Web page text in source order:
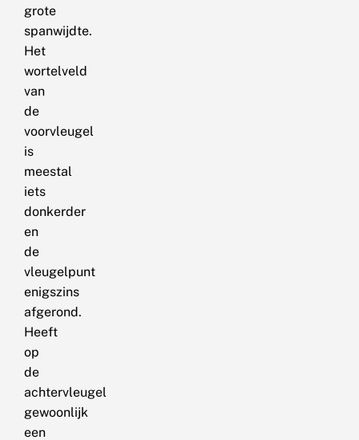
grote
spanwijdte.
Het
wortelveld
van
de
voorvleugel
is
meestal
iets
donkerder
en
de
vleugelpunt
enigszins
afgerond.
Heeft
op
de
achtervleugel
gewoonlijk
een